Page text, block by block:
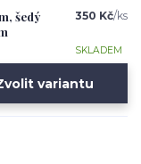
šedý
350 Kč/ks
SKLADEM
variantu